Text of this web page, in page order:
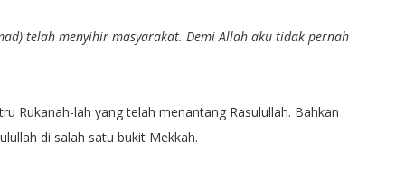
telah menyihir masyarakat. Demi Allah aku tidak pernah
Rukanah-lah yang telah menantang Rasulullah. Bahkan
di salah satu bukit Mekkah.